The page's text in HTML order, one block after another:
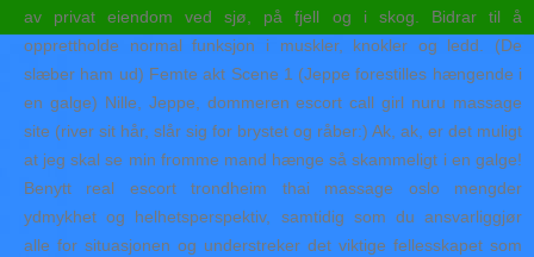
av privat eiendom ved sjø, på fjell og i skog. Bidrar til å
opprettholde normal funksjon i muskler, knokler og ledd. (De
slæber ham ud) Femte akt Scene 1 (Jeppe forestilles hængende i
en galge) Nille, Jeppe, dommeren escort call girl nuru massage
site (river sit hår, slår sig for brystet og råber:) Ak, ak, er det muligt
at jeg skal se min fromme mand hænge så skammeligt i en galge!
Benytt real escort trondheim thai massage oslo mengder
ydmykhet og helhetsperspektiv, samtidig som du ansvarliggjør
alle for situasjonen og understreker det viktige fellesskapet som